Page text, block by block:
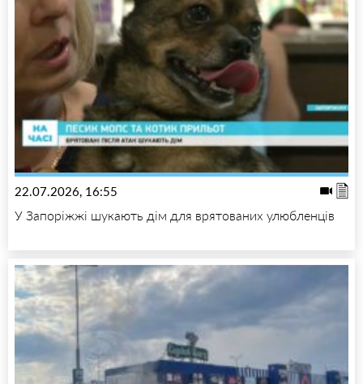
22.07.2026, 16:55
У Запоріжжі шукають дім для врятованих улюбленців